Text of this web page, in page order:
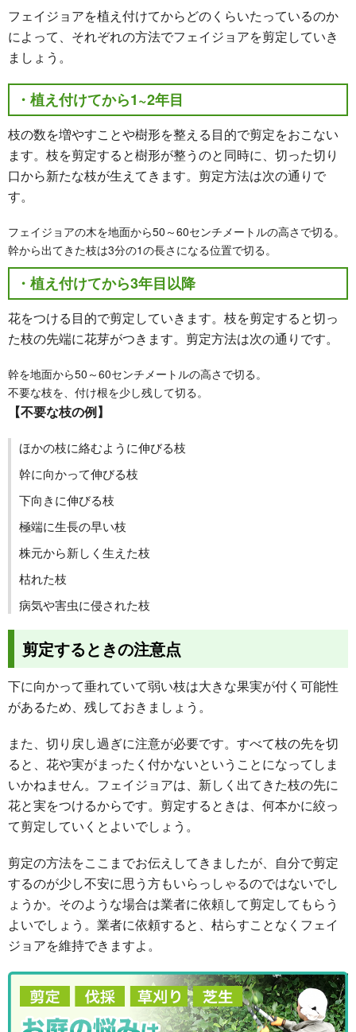
フェイジョアを植え付けてからどのくらいたっているのか
によって、それぞれの方法でフェイジョアを剪定していき
ましょう。
・植え付けてから1~2年目
枝の数を増やすことや樹形を整える目的で剪定をおこない
ます。枝を剪定すると樹形が整うのと同時に、切った切り
口から新たな枝が生えてきます。剪定方法は次の通りで
す。
フェイジョアの木を地面から50～60センチメートルの高さで切る。
幹から出てきた枝は3分の1の長さになる位置で切る。
・植え付けてから3年目以降
花をつける目的で剪定していきます。枝を剪定すると切っ
た枝の先端に花芽がつきます。剪定方法は次の通りです。
幹を地面から50～60センチメートルの高さで切る。
不要な枝を、付け根を少し残して切る。
【不要な枝の例】
ほかの枝に絡むように伸びる枝
幹に向かって伸びる枝
下向きに伸びる枝
極端に生長の早い枝
株元から新しく生えた枝
枯れた枝
病気や害虫に侵された枝
剪定するときの注意点
下に向かって垂れていて弱い枝は大きな果実が付く可能性
があるため、残しておきましょう。
また、切り戻し過ぎに注意が必要です。すべて枝の先を切
ると、花や実がまったく付かないということになってしま
いかねません。フェイジョアは、新しく出てきた枝の先に
花と実をつけるからです。剪定するときは、何本かに絞っ
て剪定していくとよいでしょう。
剪定の方法をここまでお伝えしてきましたが、自分で剪定
するのが少し不安に思う方もいらっしゃるのではないでし
ょうか。そのような場合は業者に依頼して剪定してもらう
よいでしょう。業者に依頼すると、枯らすことなくフェイ
ジョアを維持できますよ。